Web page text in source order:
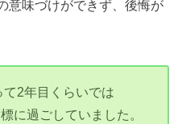
意味づけができず、後悔が
2年目くらいでは
に過ごしていました。